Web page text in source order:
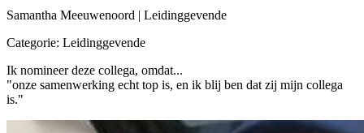
Samantha Meeuwenoord | Leidinggevende
Categorie: Leidinggevende
Ik nomineer deze collega, omdat...
"onze samenwerking echt top is, en ik blij ben dat zij mijn collega
is."